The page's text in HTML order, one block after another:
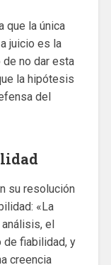
que la única
juicio es la
de no dar esta
la hipótesis
del
su resolución
«La
el
fiabilidad, y
creencia